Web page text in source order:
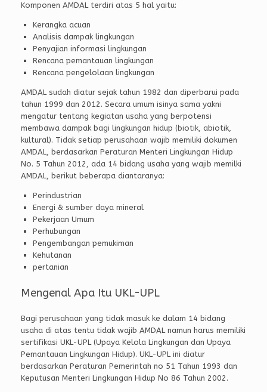
Komponen AMDAL terdiri atas 5 hal yaitu:
Kerangka acuan
Analisis dampak lingkungan
Penyajian informasi lingkungan
Rencana pemantauan lingkungan
Rencana pengelolaan lingkungan
AMDAL sudah diatur sejak tahun 1982 dan diperbarui pada
tahun 1999 dan 2012. Secara umum isinya sama yakni
mengatur tentang kegiatan usaha yang berpotensi
membawa dampak bagi lingkungan hidup (biotik, abiotik,
kultural). Tidak setiap perusahaan wajib memiliki dokumen
AMDAL, berdasarkan Peraturan Menteri Lingkungan Hidup
No. 5 Tahun 2012, ada 14 bidang usaha yang wajib memilki
AMDAL, berikut beberapa diantaranya:
Perindustrian
Energi & sumber daya mineral
Pekerjaan Umum
Perhubungan
Pengembangan pemukiman
Kehutanan
pertanian
Mengenal Apa Itu UKL-UPL
Bagi perusahaan yang tidak masuk ke dalam 14 bidang
usaha di atas tentu tidak wajib AMDAL namun harus memiliki
sertifikasi UKL-UPL (Upaya Kelola Lingkungan dan Upaya
Pemantauan Lingkungan Hidup). UKL-UPL ini diatur
berdasarkan Peraturan Pemerintah no 51 Tahun 1993 dan
Keputusan Menteri Lingkungan Hidup No 86 Tahun 2002.